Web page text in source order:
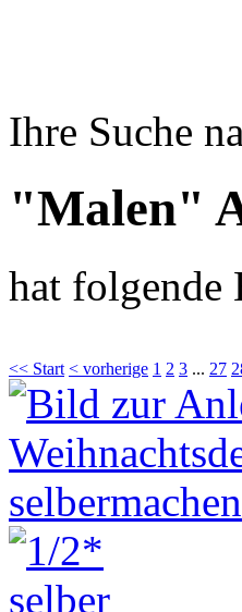
Ihre Suche
"Malen"
hat folgende
<< Start < vorherige 1 2 3 ... 27